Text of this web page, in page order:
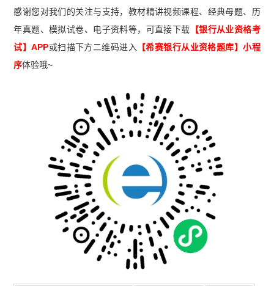
感谢您对我们的关注与支持，教材精讲视频课程、经典母题、历
年真题、模拟试卷、电子资料等，可直接下载 【银行从业资格考
试】APP或扫描下方二维码进入 【希赛银行从业资格题库】小程
序体验哦~